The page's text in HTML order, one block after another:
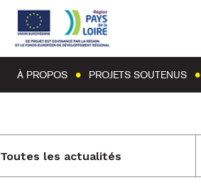
À PROPOS PROJETS SOUTENUS
Toutes les actualités